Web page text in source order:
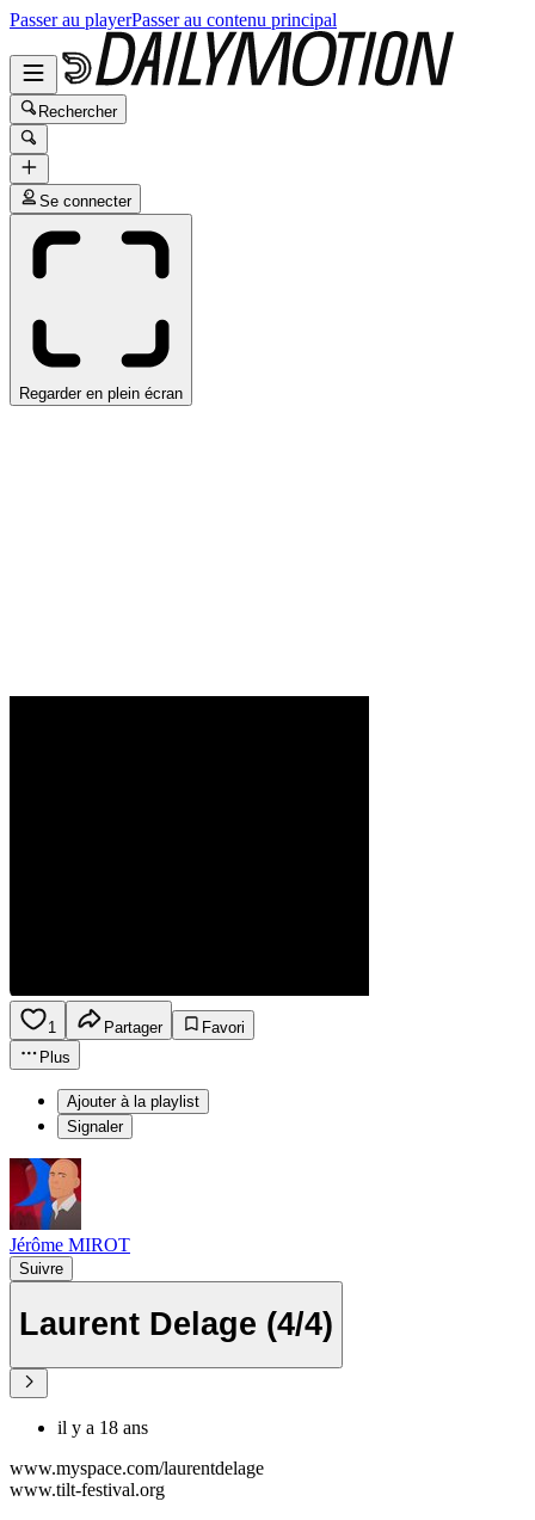
Passer au playerPasser au contenu principal
Rechercher
Se connecter
Regarder en plein écran
1 Partager
Favori
Plus
Ajouter à la playlist
Signaler
Jérôme MIROT
Suivre
Laurent Delage (4/4)
il y a 18 ans
www.myspace.com/laurentdelage
www.tilt-festival.org